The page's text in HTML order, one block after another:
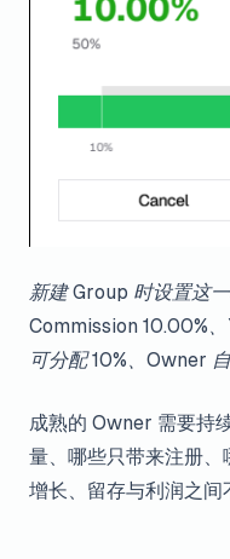
新建 Group 时设置这
Commission 10.00%
可分配 10%、Owner 自
成熟的 Owner 需要持
量、哪些只带来注册
增长、留存与利润之间